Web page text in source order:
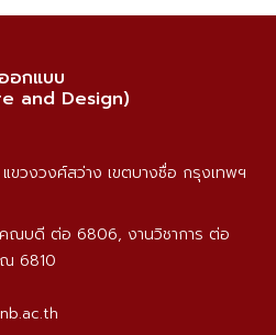
อกแบบ
and Design)
แขวงวงศ์สว่าง เขตบางซื่อ กรุงเทพฯ
ณบดี ต่อ 6806, งานวิชาการ ต่อ
6810